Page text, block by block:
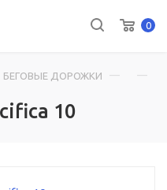
0
10
БЕГОВЫЕ ДОРОЖКИ